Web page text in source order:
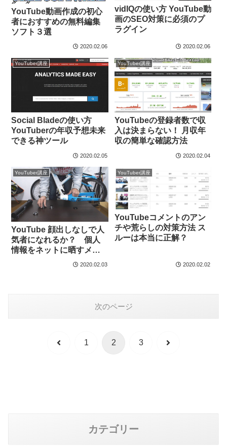
YouTube動画作成の初心
者におすすめの無料編集
ソフト３選
2020.02.06
vidIQの使い方 YouTube動
画のSEO対策に必須のプ
ラグイン
2020.02.06
YouTuber講座
Social Bladeの使い方
YouTuberの年収予想未来
できる神ツール
2020.02.05
YouTuber講座
YouTubeの登録者数で収
入は決まらない！ 月収年
収の簡単な確認方法
2020.02.04
YouTuber講座
YouTube 顔出しなしで人
気者になれるか？ 個人
情報をネットに晒すメリ
ットとデメリット
2020.02.03
YouTuber講座
YouTubeコメントのアン
チや荒らしの対策方法 ス
ルーは本当に正解？
2020.02.02
次のページ
前 1 2 3 次
カテゴリー